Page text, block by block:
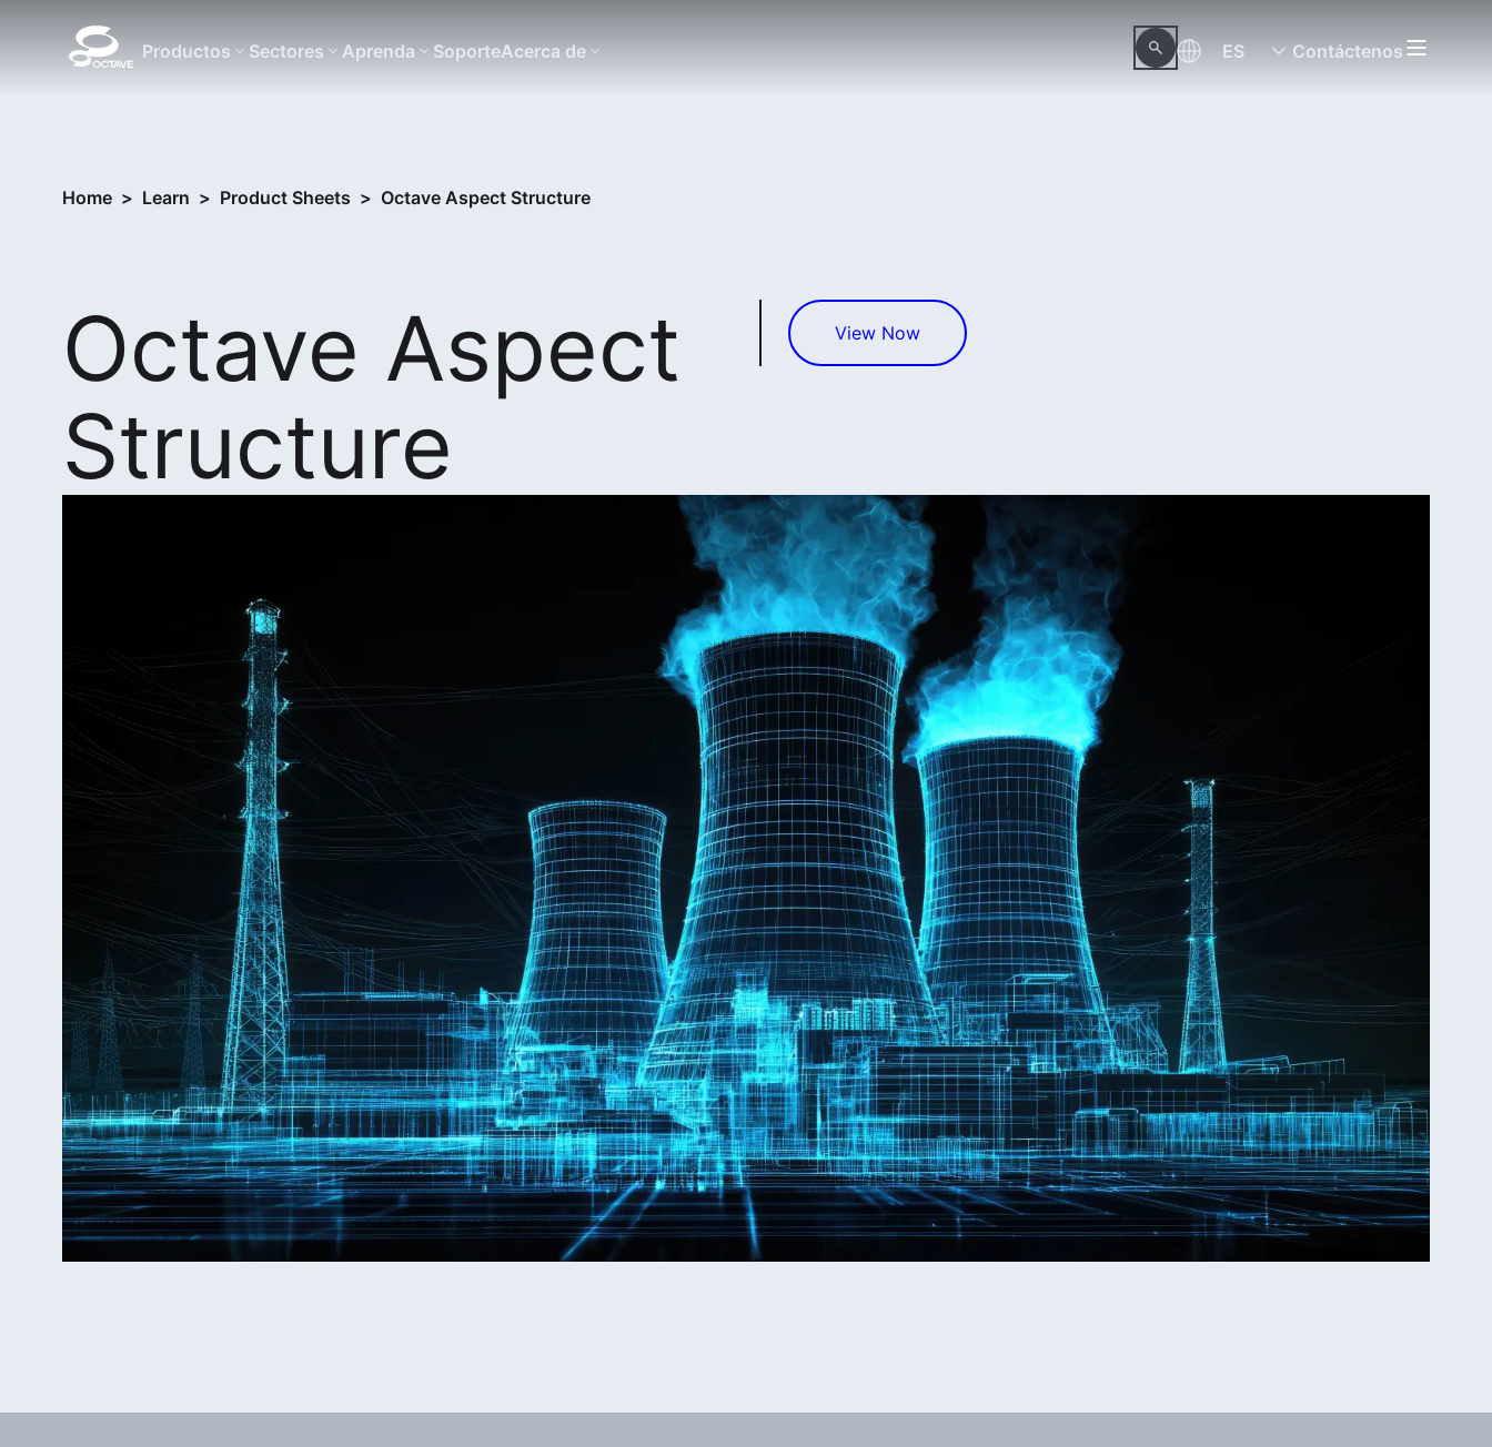
Productos Sectores Aprenda SoporteAcerca de ES Contáctenos
Home > Learn > Product Sheets > Octave Aspect Structure
Octave Aspect
Structure
View Now